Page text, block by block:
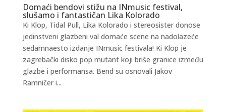
Domaći bendovi stižu na INmusic festival,
slušamo i fantastičan Lika Kolorado
Ki Klop, Tidal Pull, Lika Kolorado i stereosister donose
jedinstveni glazbeni val domaće scene na nadolazeće
sedamnaesto izdanje INmusic festivala! Ki Klop je
zagrebački disko pop mutant koji briše granice između
glazbe i performansa. Bend su osnovali Jakov
Ramničer i...